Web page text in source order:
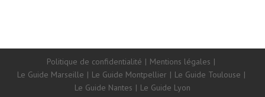
Politique de confidentialité
Mentions légales
Le Guide Marseille
Le Guide Montpellier
Le Guide Toulouse
Le Guide Nantes
Le Guide Lyon